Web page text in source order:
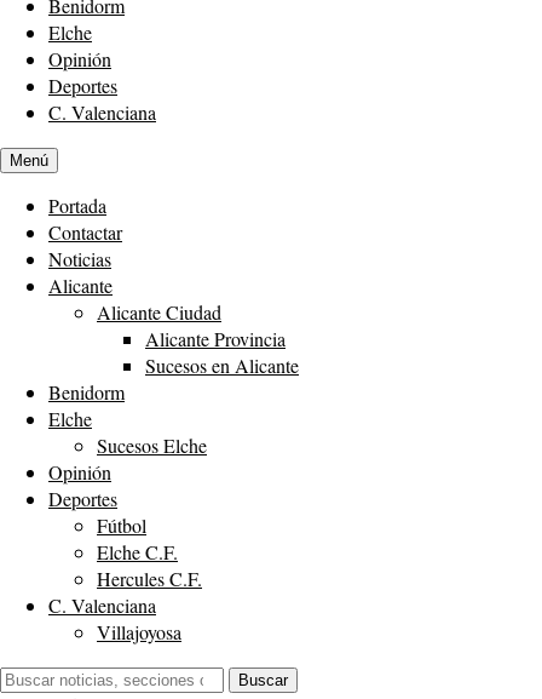
Benidorm
Elche
Opinión
Deportes
C. Valenciana
Menú
Portada
Contactar
Noticias
Alicante
Alicante Ciudad
Alicante Provincia
Sucesos en Alicante
Benidorm
Elche
Sucesos Elche
Opinión
Deportes
Fútbol
Elche C.F.
Hercules C.F.
C. Valenciana
Villajoyosa
Buscar:
Buscar